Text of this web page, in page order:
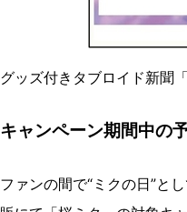
グッズ付きタブロイド新
キャンペーン期間中の
ファンの間で“ミクの日”と